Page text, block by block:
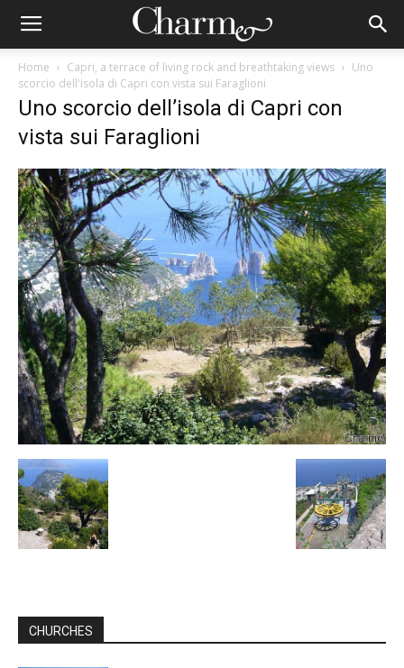
Home Capri, a terrace of living rock and breathtaking views
Uno
scorcio dell'isola di Capri con vista sui Faraglioni
Uno scorcio dell’isola di Capri con
vista sui Faraglioni
CHURCHES